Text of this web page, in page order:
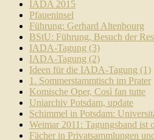
IADA 2015
Pfaueninsel
Führung: Gerhard Altenbourg
BStU: Führung, Besuch der
IADA-Tagung (3)
IADA-Tagung (2)
Ideen für die IADA-Tagung (1)
1. Sommerstammtisch im Prater
Komische Oper, Così fan tutte
Uniarchiv Potsdam, update
Schimmel in Potsdam:
Weimar 2011: Tagungsband ist
Fächer in Privatsammlungen